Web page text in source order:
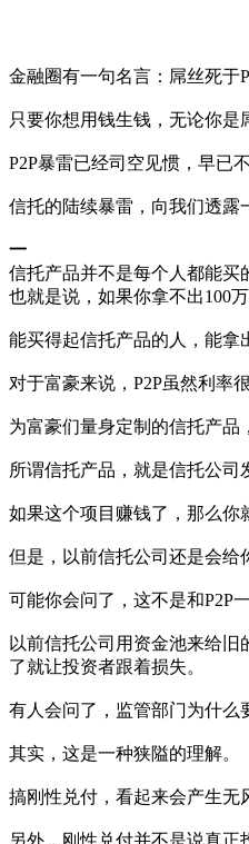
金融圈有一句名言：屌丝死于
只要你想用钱生钱，无论你是
P2P暴雷已经司空见惯，早已
信托的陆续暴雷，向我们透露
一
信托产品并不是每个人都能买
也就是说，如果你拿不出100
能买得起信托产品的人，能拿
对于富豪来说，P2P虽然利率
为富豪们量身定制的信托产品
所谓信托产品，就是信托公司
如果这个项目赚钱了，那么你
但是，以前信托公司还是会给
可能你会问了，这不是和P2P
以前信托公司用资金池来给
了就让投资者跟着损失。
有人会问了，监管部门为什么
其实，这是一种狭隘的理解。
搞刚性兑付，看起来会产生无
另外，刚性兑付并不是说真正